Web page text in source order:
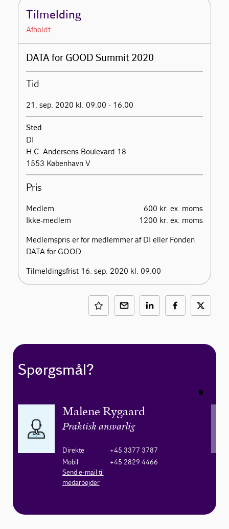
Tilmelding
Afholdt
DATA for GOOD Summit 2020
Tid
21. sep. 2020 kl. 09.00 - 16.00
Sted
DI
H.C. Andersens Boulevard 18
1553 København V
Pris
Medlem
600 kr. ex. moms
Ikke-medlem
1200 kr. ex. moms
Medlemspris er for medlemmer af DI eller Fonden
DATA for GOOD
Tilmeldingsfrist 16. sep. 2020 kl. 09.00
Spørgsmål?
Malene Rygaard
Praktisk ansvarlig
Direkte
+45 3377 3787
Mobil
+45 2829 4466
Send e-mail til
medarbejder